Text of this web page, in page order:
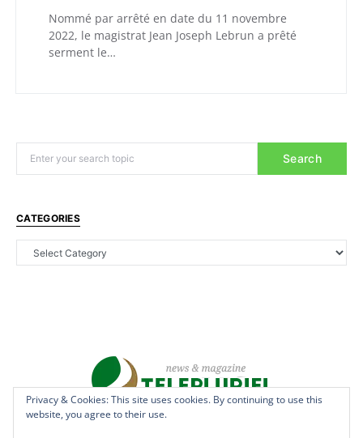
Nommé par arrêté en date du 11 novembre
2022, le magistrat Jean Joseph Lebrun a prêté
serment le…
Search
CATEGORIES
Copyright © 2022 - teleplurielhaiti.com | *** Designed, Managed &
Privacy & Cookies: This site uses cookies. By continuing to use this
website, you agree to their use.